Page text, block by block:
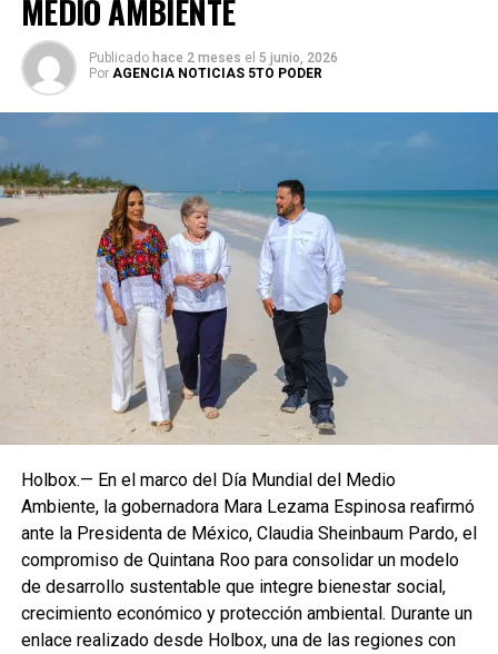
MEDIO AMBIENTE
Publicado hace 2 meses el 5 junio, 2026
Por AGENCIA NOTICIAS 5TO PODER
Holbox.— En el marco del Día Mundial del Medio
Ambiente, la gobernadora Mara Lezama Espinosa reafirmó
ante la Presidenta de México, Claudia Sheinbaum Pardo, el
compromiso de Quintana Roo para consolidar un modelo
de desarrollo sustentable que integre bienestar social,
crecimiento económico y protección ambiental. Durante un
enlace realizado desde Holbox, una de las regiones con